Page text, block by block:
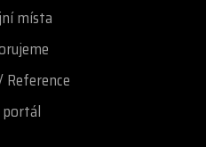
místa
portál